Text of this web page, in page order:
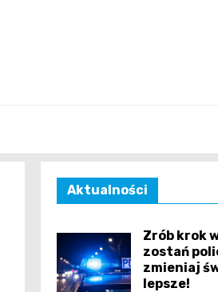
Aktualności
Zrób krok
zostań
zmieniaj
lepsze!